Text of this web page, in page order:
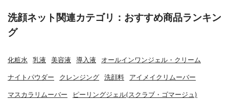
洗顔ネット関連カテゴリ：おすすめ商品ランキン
グ
化粧水 乳液 美容液 導入液 オールインワンジェル・クリーム
ナイトパウダー クレンジング 洗顔料 アイメイクリムーバー
マスカラリムーバー ピーリングジェル(スクラブ・ゴマージュ)